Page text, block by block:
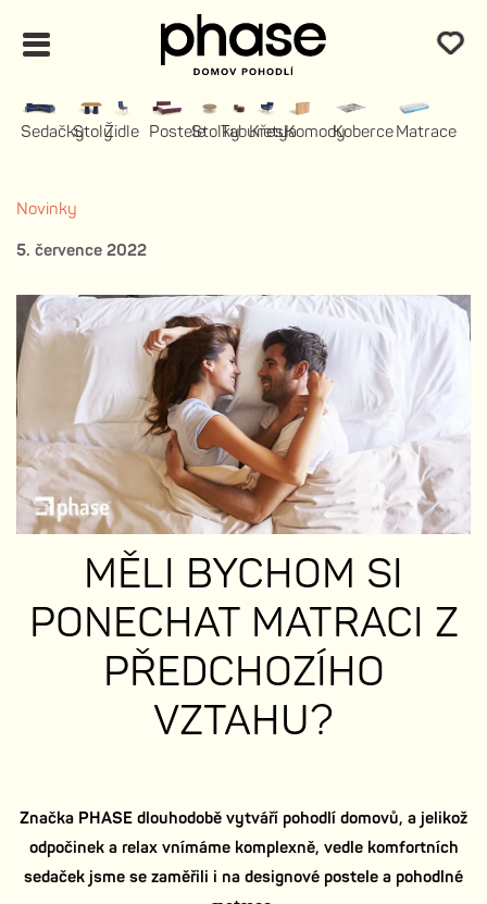
SedačkyStolyŽidle PosteleStolkyTaburety
KřeslaKomodyKoberceMatrace
Novinky
5. července 2022
MĚLI BYCHOM SI
PONECHAT MATRACI Z
PŘEDCHOZÍHO
VZTAHU?
Značka PHASE dlouhodobě vytváří pohodlí domovů, a jelikož
odpočinek a relax vnímáme komplexně, vedle komfortních
sedaček jsme se zaměřili i na designové postele a pohodlné